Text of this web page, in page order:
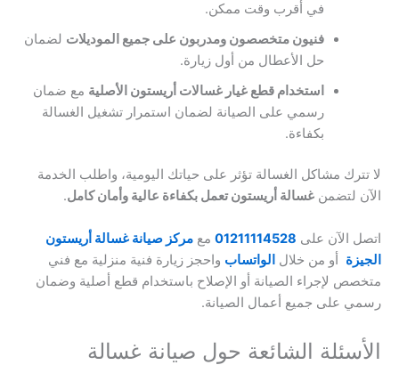
في أقرب وقت ممكن.
فنيون متخصصون ومدربون على جميع الموديلات لضمان
حل الأعطال من أول زيارة.
استخدام قطع غيار غسالات أريستون الأصلية مع ضمان
رسمي على الصيانة لضمان استمرار تشغيل الغسالة
بكفاءة.
لا تترك مشاكل الغسالة تؤثر على حياتك اليومية، واطلب الخدمة
الآن لتضمن غسالة أريستون تعمل بكفاءة عالية وأمان كامل.
اتصل الآن على 01211114528 مع مركز صيانة غسالة أريستون
الجيزة أو من خلال الواتساب واحجز زيارة فنية منزلية مع فني
متخصص لإجراء الصيانة أو الإصلاح باستخدام قطع أصلية وضمان
رسمي على جميع أعمال الصيانة.
الأسئلة الشائعة حول صيانة غسالة